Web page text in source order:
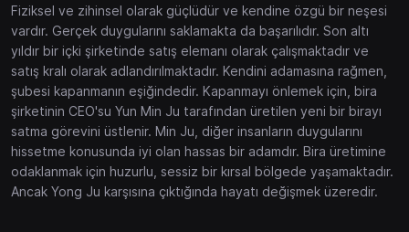
Fiziksel ve zihinsel olarak güçlüdür ve kendine özgü bir neşesi
vardır. Gerçek duygularını saklamakta da başarılıdır. Son altı
yıldır bir içki şirketinde satış elemanı olarak çalışmaktadır ve
satış kralı olarak adlandırılmaktadır. Kendini adamasına rağmen,
şubesi kapanmanın eşiğindedir. Kapanmayı önlemek için, bira
şirketinin CEO'su Yun Min Ju tarafından üretilen yeni bir birayı
satma görevini üstlenir. Min Ju, diğer insanların duygularını
hissetme konusunda iyi olan hassas bir adamdır. Bira üretimine
odaklanmak için huzurlu, sessiz bir kırsal bölgede yaşamaktadır.
Ancak Yong Ju karşısına çıktığında hayatı değişmek üzeredir.